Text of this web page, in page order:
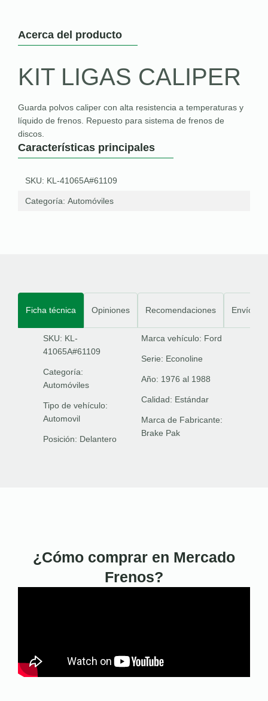
Acerca del producto
KIT LIGAS CALIPER
Guarda polvos caliper con alta resistencia a temperaturas y
líquido de frenos. Repuesto para sistema de frenos de
discos.
Características principales
SKU: KL-41065A#61109
Categoría: Automóviles
Ficha técnica Opiniones Recomendaciones Envíos
SKU: KL-
41065A#61109
Categoría:
Automóviles
Tipo de vehículo:
Automovil
Posición: Delantero
Marca vehículo: Ford
Serie: Econoline
Año: 1976 al 1988
Calidad: Estándar
Marca de Fabricante:
Brake Pak
¿Cómo comprar en Mercado
Frenos?